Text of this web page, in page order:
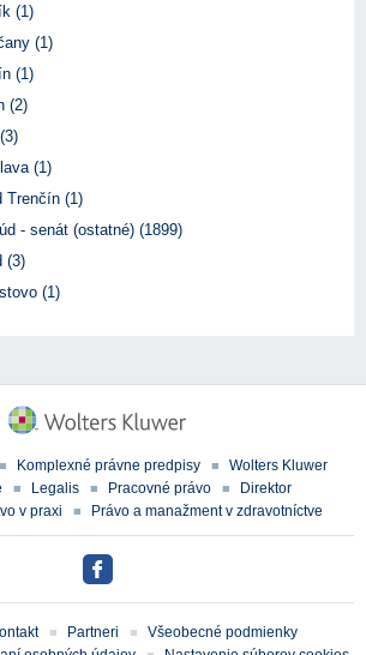
(1)
(1)
(1)
(2)
(1)
Trenčín (1)
- senát (ostatné) (1899)
(3)
(1)
Komplexné právne predpisy
Wolters Kluwer
Legalis Pracovné právo
Direktor
v praxi
Právo a manažment v zdravotníctve
Partneri
Všeobecné podmienky